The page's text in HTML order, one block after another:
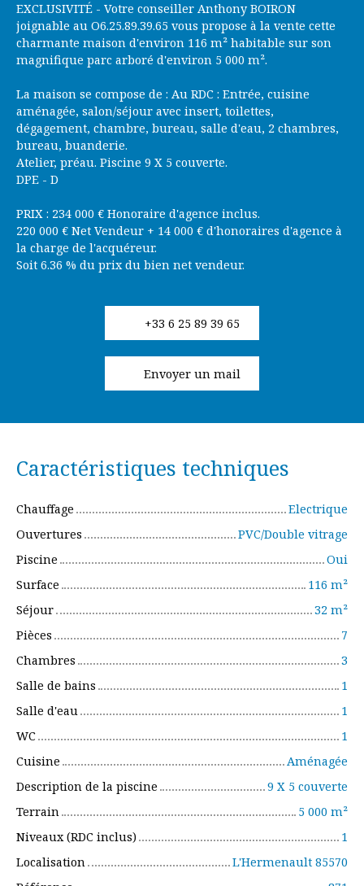
EXCLUSIVITÉ - Votre conseiller Anthony BOIRON
joignable au O6.25.89.39.65 vous propose à la vente cette
charmante maison d'environ 116 m² habitable sur son
magnifique parc arboré d'environ 5 000 m².
La maison se compose de : Au RDC : Entrée, cuisine
aménagée, salon/séjour avec insert, toilettes,
dégagement, chambre, bureau, salle d'eau, 2 chambres,
bureau, buanderie.
Atelier, préau. Piscine 9 X 5 couverte.
DPE - D
PRIX : 234 000 € Honoraire d'agence inclus.
220 000 € Net Vendeur + 14 000 € d'honoraires d'agence à
la charge de l'acquéreur.
Soit 6.36 % du prix du bien net vendeur.
+33 6 25 89 39 65
Envoyer un mail
Caractéristiques techniques
Chauffage
Electrique
Ouvertures
PVC/Double vitrage
Piscine
Oui
Surface
116 m²
Séjour
32 m²
Pièces
7
Chambres
3
Salle de bains
1
Salle d'eau
1
WC
1
Cuisine
Aménagée
Description de la piscine
9 X 5 couverte
Terrain
5 000 m²
Niveaux (RDC inclus)
1
Localisation
L'Hermenault 85570